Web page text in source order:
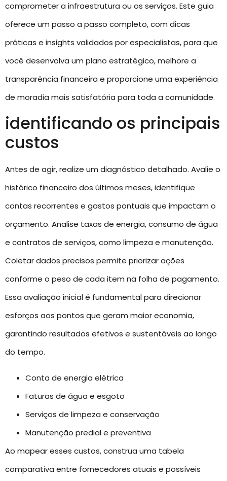
comprometer a infraestrutura ou os serviços. Este guia
oferece um passo a passo completo, com dicas
práticas e insights validados por especialistas, para que
você desenvolva um plano estratégico, melhore a
transparência financeira e proporcione uma experiência
de moradia mais satisfatória para toda a comunidade.
identificando os principais
custos
Antes de agir, realize um diagnóstico detalhado. Avalie o
histórico financeiro dos últimos meses, identifique
contas recorrentes e gastos pontuais que impactam o
orçamento. Analise taxas de energia, consumo de água
e contratos de serviços, como limpeza e manutenção.
Coletar dados precisos permite priorizar ações
conforme o peso de cada item na folha de pagamento.
Essa avaliação inicial é fundamental para direcionar
esforços aos pontos que geram maior economia,
garantindo resultados efetivos e sustentáveis ao longo
do tempo.
Conta de energia elétrica
Faturas de água e esgoto
Serviços de limpeza e conservação
Manutenção predial e preventiva
Ao mapear esses custos, construa uma tabela
comparativa entre fornecedores atuais e possíveis